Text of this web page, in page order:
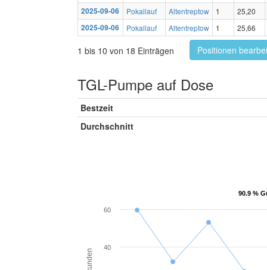
2025-09-06
Pokallauf Altentreptow 1
25,20
2025-09-06
Pokallauf Altentreptow 1 25,66
1 bis 10 von 18 Einträgen Positionen
TGL-Pumpe auf Dose
Bestzeit
Durchschnitt
90.9 %
90.9 %
40
60